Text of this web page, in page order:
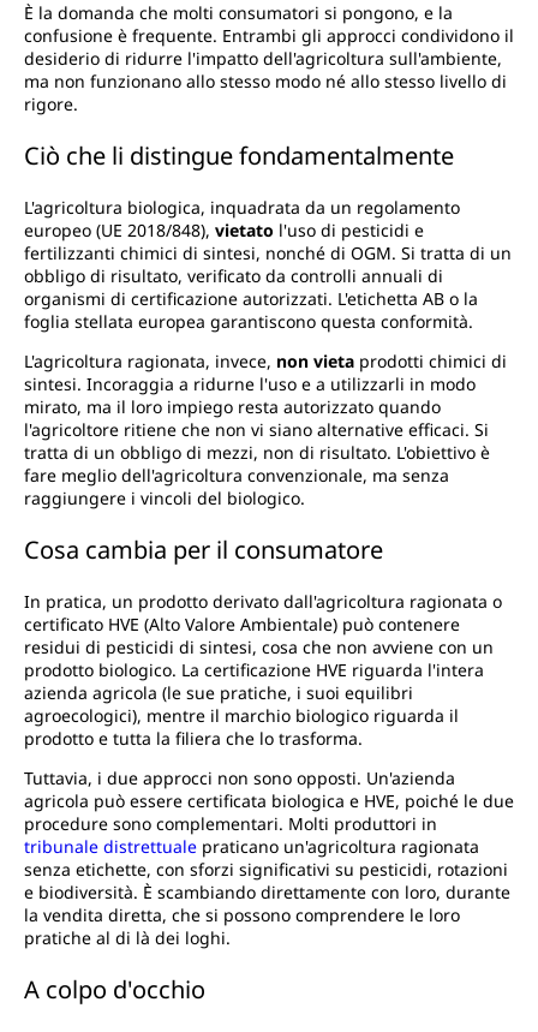
È la domanda che molti consumatori si pongono, e la
confusione è frequente. Entrambi gli approcci condividono il
desiderio di ridurre l'impatto dell'agricoltura sull'ambiente,
ma non funzionano allo stesso modo né allo stesso livello di
rigore.
Ciò che li distingue fondamentalmente
L'agricoltura biologica, inquadrata da un regolamento
europeo (UE 2018/848), vietato l'uso di pesticidi e
fertilizzanti chimici di sintesi, nonché di OGM. Si tratta di un
obbligo di risultato, verificato da controlli annuali di
organismi di certificazione autorizzati. L'etichetta AB o la
foglia stellata europea garantiscono questa conformità.
L'agricoltura ragionata, invece, non vieta prodotti chimici di
sintesi. Incoraggia a ridurne l'uso e a utilizzarli in modo
mirato, ma il loro impiego resta autorizzato quando
l'agricoltore ritiene che non vi siano alternative efficaci. Si
tratta di un obbligo di mezzi, non di risultato. L'obiettivo è
fare meglio dell'agricoltura convenzionale, ma senza
raggiungere i vincoli del biologico.
Cosa cambia per il consumatore
In pratica, un prodotto derivato dall'agricoltura ragionata o
certificato HVE (Alto Valore Ambientale) può contenere
residui di pesticidi di sintesi, cosa che non avviene con un
prodotto biologico. La certificazione HVE riguarda l'intera
azienda agricola (le sue pratiche, i suoi equilibri
agroecologici), mentre il marchio biologico riguarda il
prodotto e tutta la filiera che lo trasforma.
Tuttavia, i due approcci non sono opposti. Un'azienda
agricola può essere certificata biologica e HVE, poiché le due
procedure sono complementari. Molti produttori in
tribunale distrettuale praticano un'agricoltura ragionata
senza etichette, con sforzi significativi su pesticidi, rotazioni
e biodiversità. È scambiando direttamente con loro, durante
la vendita diretta, che si possono comprendere le loro
pratiche al di là dei loghi.
A colpo d'occhio